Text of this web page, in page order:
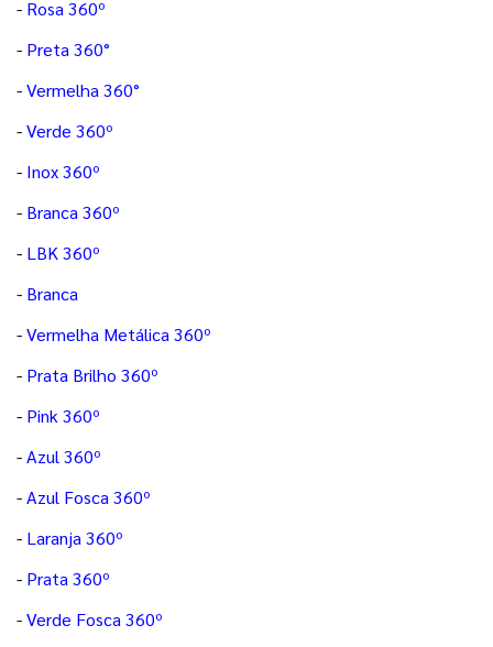
- Rosa 360º
- Preta 360°
-Vermelha 360°
-Verde 360º
- Inox 360º
- Branca 360º
- LBK 360º
- Branca
-Vermelha Metálica 360º
- Prata Brilho 360º
- Pink 360º
-Azul 360º
-Azul Fosca 360º
- Laranja 360º
- Prata 360º
-Verde Fosca 360º